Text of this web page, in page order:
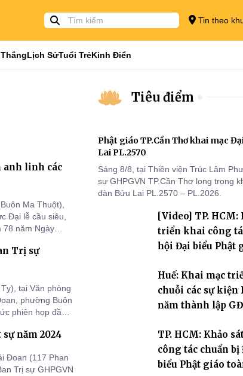
Tin theo
Lịch SửTuổi TrẻKinh Điển
anh linh các
Ma Thuột),
Đại lễ cầu siêu,
78 năm Ngày
Trị sự
tại Văn phòng
phường Buôn
phiên họp đầu
Giáo hội Phật
năm 2024
Đoan (117 Phan
Trị sự GHPGVN
Tiêu điểm
Phật giáo TP.Cần Thơ khai mạc
Lai PL.2570
Sáng 8/8, tại Thiền viện Trúc Lâm
sự GHPGVN TP.Cần Thơ long trọng
đàn Bửu Lai PL.2570 – PL.2026.
[Video] TP. HCM:
triển khai công
hội Đại biểu Phật
Huế: Khai mạc
chuỗi các sự kiện
năm thành lập
TP. HCM: Khảo
công tác chuẩn
biểu Phật giáo